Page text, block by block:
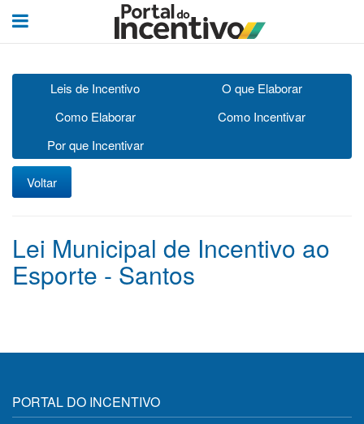
Leis de Incentivo
O que Elaborar
Como Elaborar
Como Incentivar
Por que Incentivar
Voltar
Lei Municipal de Incentivo ao
Esporte - Santos
PORTAL DO INCENTIVO